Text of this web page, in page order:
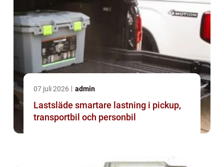
07 juli 2026 admin
Lastsläde smartare lastning i pickup,
transportbil och personbil